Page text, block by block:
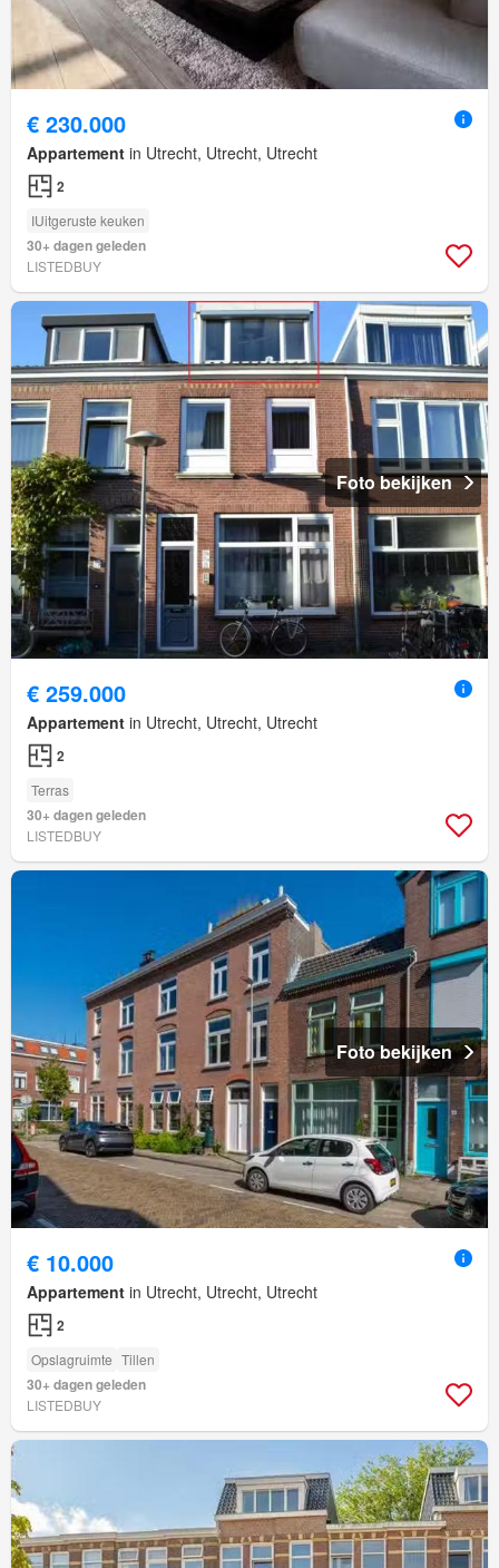
€ 230.000
Appartement in Utrecht, Utrecht, Utrecht
2
IUitgeruste keuken
30+ dagen geleden
LISTEDBUY
Foto bekijken
€ 259.000
Appartement in Utrecht, Utrecht, Utrecht
2
Terras
30+ dagen geleden
LISTEDBUY
Foto bekijken
€ 10.000
Appartement in Utrecht, Utrecht, Utrecht
2
Opslagruimte Tillen
30+ dagen geleden
LISTEDBUY